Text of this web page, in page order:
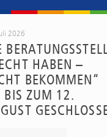
2026
HABEN –
BEKOMMEN“
BIS ZUM 12.